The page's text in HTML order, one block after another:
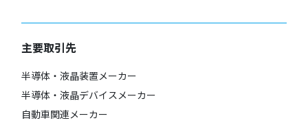
主要取引先
半導体・液晶装置メーカー
半導体・液晶デバイスメーカー
自動車関連メーカー